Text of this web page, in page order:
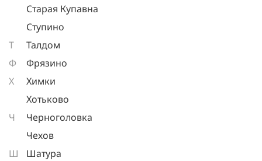
Старая Купавна
Ступино
Т
Талдом
Ф
Фрязино
Х
Химки
Хотьково
Ч
Черноголовка
Чехов
Ш
Шатура